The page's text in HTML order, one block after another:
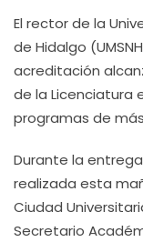
El rector de la
de Hidalgo
acreditación
de la Licenciatura
programas de
Durante la
realizada esta
Ciudad
Secretario